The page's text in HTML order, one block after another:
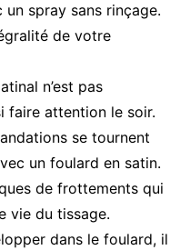
spray sans rinçage.
de votre
n’est pas
faire attention le soir.
se tournent
un foulard en satin.
de frottements qui
vie du tissage.
dans le foulard, il